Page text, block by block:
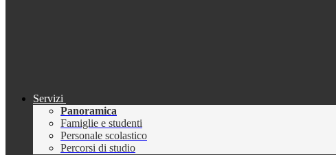
Servizi
Panoramica
Famiglie e studenti
Personale scolastico
Percorsi di studio